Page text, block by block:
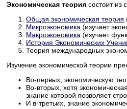
Экономическая теория состоит из
Общая экономическая теория
Микроэкономика (изучает
Макроэкономика (изучает
История Экономических
Теория международных
Изучение экономической теории
Во-первых, экономическую
Во-вторых, хотя
знание которой позволяет
И в-третьих, знание